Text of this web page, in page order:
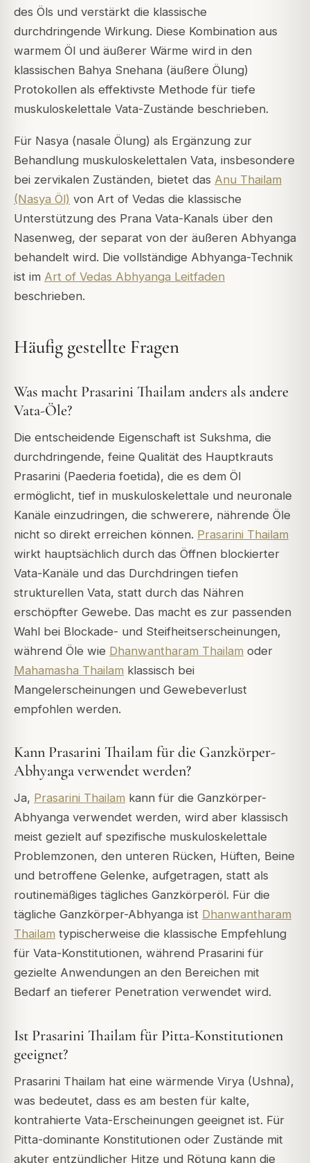
des Öls und verstärkt die klassische
durchdringende Wirkung. Diese Kombination aus
warmem Öl und äußerer Wärme wird in den
klassischen Bahya Snehana (äußere Ölung)
Protokollen als effektivste Methode für tiefe
muskuloskelettale Vata-Zustände beschrieben.
Für Nasya (nasale Ölung) als Ergänzung zur
Behandlung muskuloskelettalen Vata, insbesondere
bei zervikalen Zuständen, bietet das Anu Thailam
(Nasya Öl) von Art of Vedas die klassische
Unterstützung des Prana Vata-Kanals über den
Nasenweg, der separat von der äußeren Abhyanga
behandelt wird. Die vollständige Abhyanga-Technik
ist im Art of Vedas Abhyanga Leitfaden
beschrieben.
Häufig gestellte Fragen
Was macht Prasarini Thailam anders als andere
Vata-Öle?
Die entscheidende Eigenschaft ist Sukshma, die
durchdringende, feine Qualität des Hauptkrauts
Prasarini (Paederia foetida), die es dem Öl
ermöglicht, tief in muskuloskelettale und neuronale
Kanäle einzudringen, die schwerere, nährende Öle
nicht so direkt erreichen können. Prasarini Thailam
wirkt hauptsächlich durch das Öffnen blockierter
Vata-Kanäle und das Durchdringen tiefen
strukturellen Vata, statt durch das Nähren
erschöpfter Gewebe. Das macht es zur passenden
Wahl bei Blockade- und Steifheitserscheinungen,
während Öle wie Dhanwantharam Thailam oder
Mahamasha Thailam klassisch bei
Mangelerscheinungen und Gewebeverlust
empfohlen werden.
Kann Prasarini Thailam für die Ganzkörper-
Abhyanga verwendet werden?
Ja, Prasarini Thailam kann für die Ganzkörper-
Abhyanga verwendet werden, wird aber klassisch
meist gezielt auf spezifische muskuloskelettale
Problemzonen, den unteren Rücken, Hüften, Beine
und betroffene Gelenke, aufgetragen, statt als
routinemäßiges tägliches Ganzkörperöl. Für die
tägliche Ganzkörper-Abhyanga ist Dhanwantharam
Thailam typischerweise die klassische Empfehlung
für Vata-Konstitutionen, während Prasarini für
gezielte Anwendungen an den Bereichen mit
Bedarf an tieferer Penetration verwendet wird.
Ist Prasarini Thailam für Pitta-Konstitutionen
geeignet?
Prasarini Thailam hat eine wärmende Virya (Ushna),
was bedeutet, dass es am besten für kalte,
kontrahierte Vata-Erscheinungen geeignet ist. Für
Pitta-dominante Konstitutionen oder Zustände mit
akuter entzündlicher Hitze und Rötung kann die